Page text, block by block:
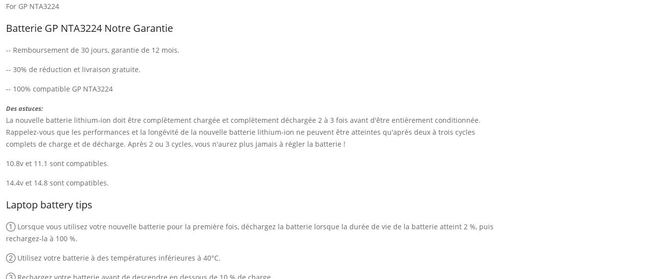
For GP NTA3224
Batterie GP NTA3224 Notre Garantie
-- Remboursement de 30 jours, garantie de 12 mois.
-- 30% de réduction et livraison gratuite.
-- 100% compatible GP NTA3224
Des astuces:
La nouvelle batterie lithium-ion doit être complètement chargée et complètement déchargée 2 à 3 fois avant d'être entièrement conditionnée.
Rappelez-vous que les performances et la longévité de la nouvelle batterie lithium-ion ne peuvent être atteintes qu'après deux à trois cycles
complets de charge et de décharge. Après 2 ou 3 cycles, vous n'aurez plus jamais à régler la batterie !
10.8v et 11.1 sont compatibles.
14.4v et 14.8 sont compatibles.
Laptop battery tips
① Lorsque vous utilisez votre nouvelle batterie pour la première fois, déchargez la batterie lorsque la durée de vie de la batterie atteint 2 %, puis
rechargez-la à 100 %.
② Utilisez votre batterie à des températures inférieures à 40°C.